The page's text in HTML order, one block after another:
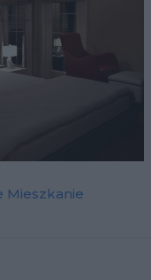
Mieszkanie